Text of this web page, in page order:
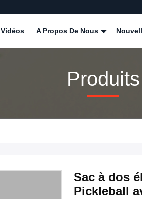
Vidéos A Propos De Nous
Produits
Sac à dos
Pickleball